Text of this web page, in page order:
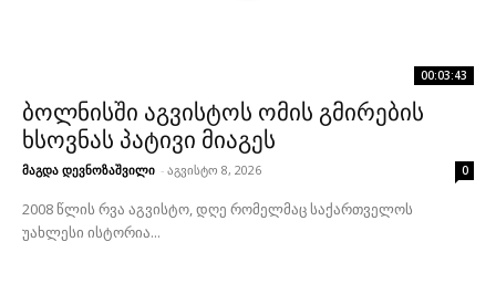
00:03:43
ბოლნისში აგვისტოს ომის გმირების
ხსოვნას პატივი მიაგეს
მაგდა დევნოზაშვილი - აგვისტო 8, 2026 0
2008 წლის რვა აგვისტო, დღე რომელმაც საქართველოს
უახლესი ისტორია...